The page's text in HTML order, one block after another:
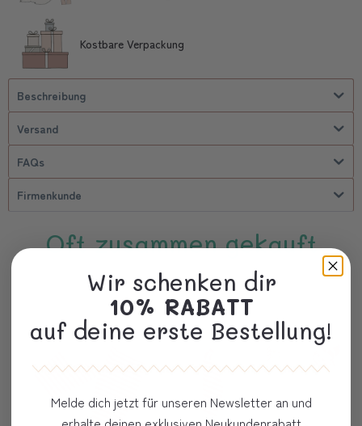
Kostbare Verpackung
Beschreibung
Versand
FAQs
Firmenkunde
Oft zusammen gekauft
Wir schenken dir
10% RABATT
auf deine erste Bestellung!
Melde dich jetzt für unseren Newsletter an und